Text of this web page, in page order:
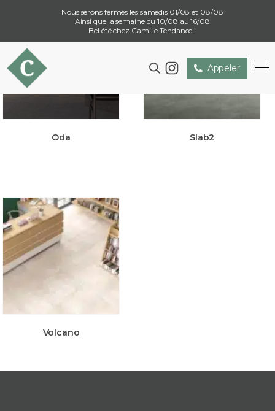
Nous serons fermés les samedis 01/08 et 08/08
Ainsi que la semaine du 10/08 au 16/08
Bel été chez Camille Tendance !
Appeler
Oda Slab2
Volcano